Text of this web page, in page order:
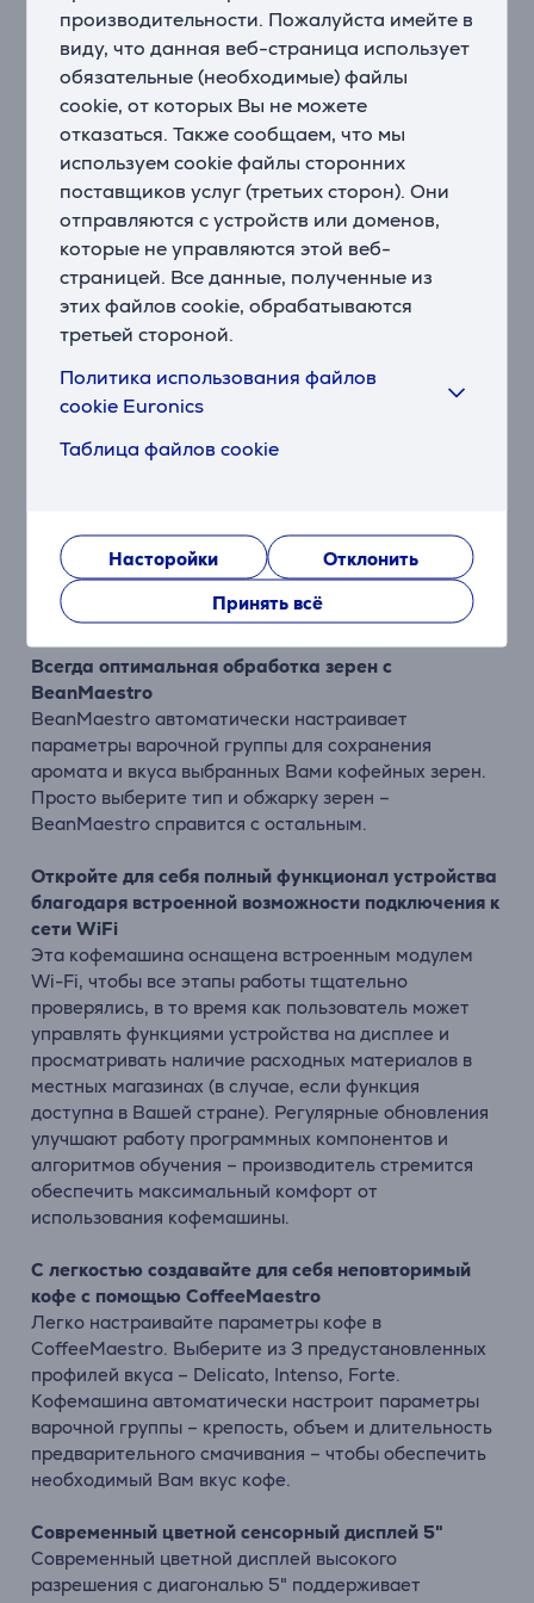
производительности. Пожалуйста имейте в
виду, что данная веб-страница использует
обязательные (необходимые) файлы
cookie, от которых Вы не можете
отказаться. Также сообщаем, что мы
используем cookie файлы сторонних
поставщиков услуг (третьих сторон). Они
отправляются с устройств или доменов,
которые не управляются этой веб-
страницей. Все данные, полученные из
этих файлов cookie, обрабатываются
третьей стороной.
Политика использования файлов
cookie Euronics
Таблица файлов cookie
Насторойки
Отклонить
Принять всё
восхитительным вкусом кофе с каждой чашкой.
Настраивайте до 7 параметров кофе и добавляйте
ExtraShot
Создавайте любимые рецепты кофе с
CoffeeEqualizer Touch. Настраивайте кофе в
соответствии со своими вкусовыми предпочтениями
– крепость, объем кофе и молока, температуру,
вкус, количество молочной пены и даже порядок
наливания кофе и молока. Если нужно, выберите
функцию ExtraShot, чтобы повысить интенсивность
кофе.
Готовьте две порции любимого кофе одним
касанием кнопки
Готовьте и наслаждайтесь одиночными или
капучино и латте макиато, одним касанием кнопки.
пышную молочную пену
Внешний кувшин для молока с технологией
LattePerfetto создает густую молочную пену с
нежной, шелковистой текстурой.
Всегда оптимальная обработка зерен с
BeanMaestro
BeanMaestro автоматически настраивает
параметры варочной группы для сохранения
аромата и вкуса выбранных Вами кофейных зерен.
Просто выберите тип и обжарку зерен –
BeanMaestro справится с остальным.
Откройте для себя полный функционал устройства
благодаря встроенной возможности подключения к
сети WiFi
Эта кофемашина оснащена встроенным модулем
Wi-Fi, чтобы все этапы работы тщательно
проверялись, в то время как пользователь может
управлять функциями устройства на дисплее и
просматривать наличие расходных материалов в
местных магазинах (в случае, если функция
доступна в Вашей стране). Регулярные обновления
улучшают работу программных компонентов и
алгоритмов обучения – производитель стремится
обеспечить максимальный комфорт от
использования кофемашины.
С легкостью создавайте для себя неповторимый
кофе с помощью CoffeeMaestro
Легко настраивайте параметры кофе в
CoffeeMaestro. Выберите из 3 предустановленных
профилей вкуса – Delicato, Intenso, Forte.
Кофемашина автоматически настроит параметры
варочной группы – крепость, объем и длительность
предварительного смачивания – чтобы обеспечить
необходимый Вам вкус кофе.
Современный цветной сенсорный дисплей 5"
Современный цветной дисплей высокого
разрешения с диагональю 5" поддерживает